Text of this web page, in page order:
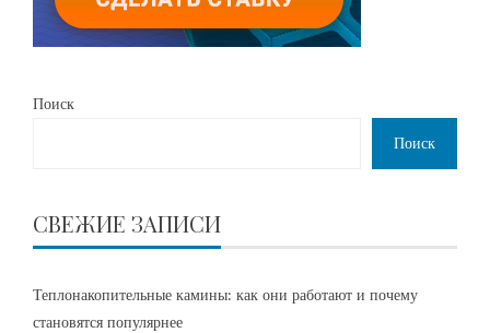
Поиск
Поиск
СВЕЖИЕ ЗАПИСИ
Теплонакопительные камины: как они работают и почему
становятся популярнее